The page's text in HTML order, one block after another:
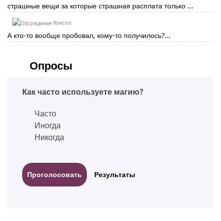
страшные вещи за которые страшная расплата только ...
Консол
А кто-то вообще пробовал, кому-то получилось?...
Опросы
Как часто используете магию?
Часто
Иногда
Никогда
Результаты